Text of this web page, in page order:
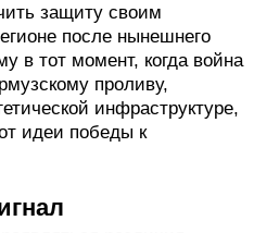
защиту своим
после нынешнего
в тот момент, когда война
проливу,
инфраструктуре,
идеи победы к